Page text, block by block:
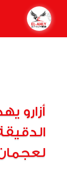
أزارو